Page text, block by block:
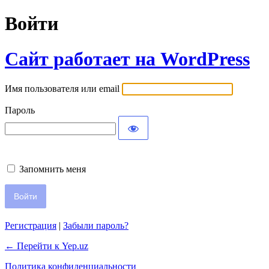
Войти
Сайт работает на WordPress
Имя пользователя или email
Пароль
Запомнить меня
Регистрация | Забыли пароль?
← Перейти к Yep.uz
Политика конфиденциальности